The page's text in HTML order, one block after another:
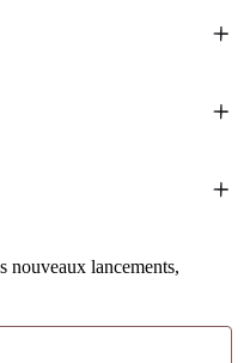
nouveaux lancements,